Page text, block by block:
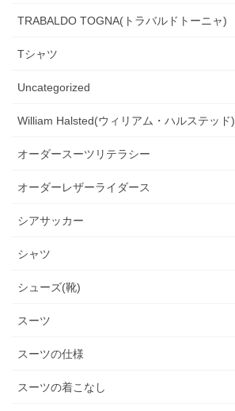
TRABALDO TOGNA(トラバルドトーニャ)
Tシャツ
Uncategorized
William Halsted(ウィリアム・ハルステッド)
オーダースーツリテラシー
オーダーレザーライダース
シアサッカー
シャツ
シューズ(靴)
スーツ
スーツの仕様
スーツの着こなし